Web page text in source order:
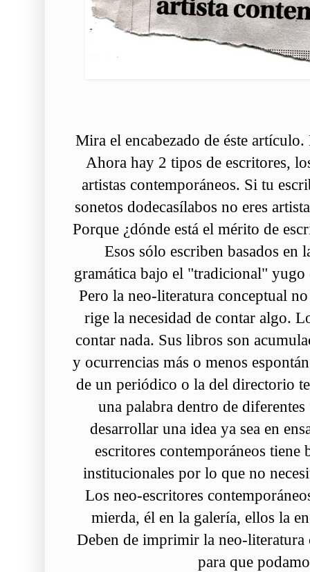
Mira el encabezado de éste
Ahora hay 2 tipos de escritores,
artistas contemporáneos. Si tu
sonetos dodecasílabos no eres
Porque ¿dónde está el mérito de
Esos sólo escriben basados en
gramática bajo el "tradicional" yugo
Pero la neo-literatura conceptual
rige la necesidad de contar algo.
contar nada. Sus libros son
y ocurrencias más o menos
de un periódico o la del directorio
una palabra dentro de
desarrollar una idea ya sea en
escritores contemporáneos tiene
institucionales por lo que no
Los neo-escritores
mierda, él en la galería, ellos la
Deben de imprimir la neo-
para que